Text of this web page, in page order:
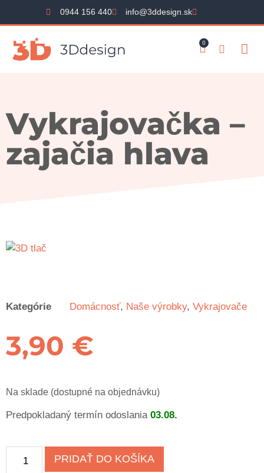
0944 156 440 info@3ddesign.sk
0
Vykrajovačka –
zajačia hlava
Kategórie Domácnosť, Naše výrobky, Vykrajovače
3,90 €
Na sklade (dostupné na objednávku)
Predpokladaný termín odoslania 03.08.
PRIDAŤ DO KOŠÍKA